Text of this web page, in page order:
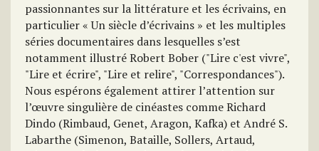
passionnantes sur la littérature et les écrivains, en
particulier « Un siècle d’écrivains » et les multiples
séries documentaires dans lesquelles s’est
notamment illustré Robert Bober ("Lire c'est vivre",
"Lire et écrire", "Lire et relire", "Correspondances").
Nous espérons également attirer l’attention sur
l’œuvre singulière de cinéastes comme Richard
Dindo (Rimbaud, Genet, Aragon, Kafka) et André S.
Labarthe (Simenon, Bataille, Sollers, Artaud,